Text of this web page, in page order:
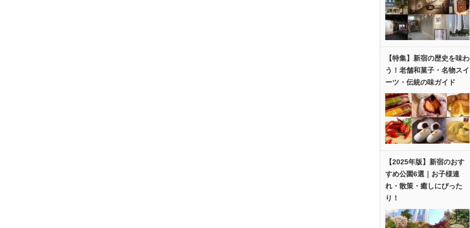
【特集】新宿の歴史を味わ
う！老舗和菓子・名物スイ
ーツ・伝統の味ガイド
【2025年版】新宿のおす
すめ公園6選｜お子様連
れ・散策・癒しにぴった
り！